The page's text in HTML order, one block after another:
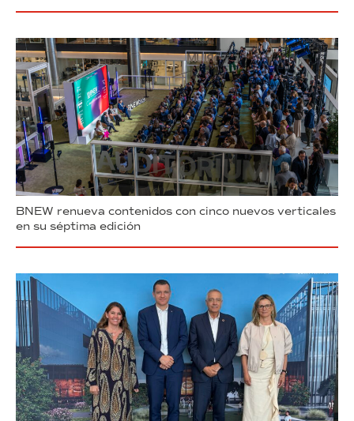
BNEW renueva contenidos con cinco nuevos verticales
en su séptima edición